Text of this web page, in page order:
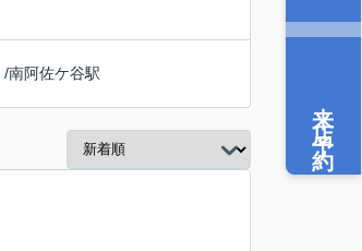
/南阿佐ケ谷駅
来店予約